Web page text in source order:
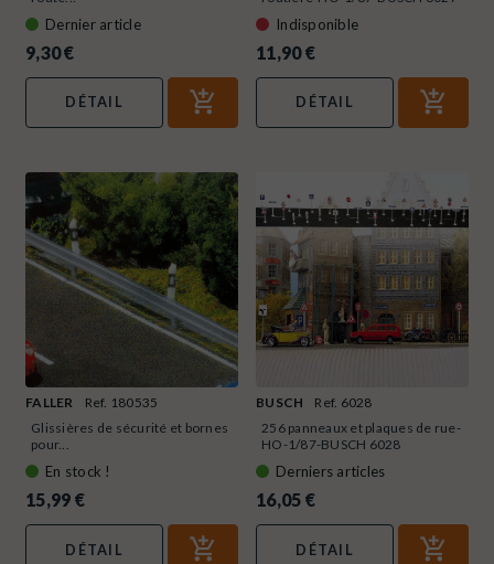
Dernier article
9,30 €
DÉTAIL
Indisponible
11,90 €
DÉTAIL
FALLER
Ref. 180535
Glissières de sécurité et bornes
pour...
En stock !
15,99 €
DÉTAIL
BUSCH
Ref. 6028
256 panneaux et plaques de rue-
HO-1/87-BUSCH 6028
Derniers articles
16,05 €
DÉTAIL